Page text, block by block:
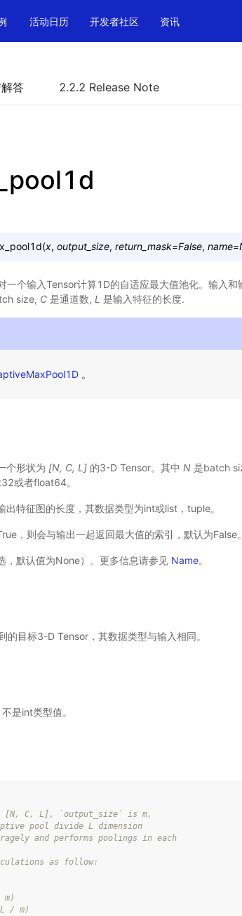
活动日历 开发者社区 资讯
答 2.2.2 Release Note
(x, output_size, return_mask=False, name=
一个输入Tensor计算1D的自适应最大值池化。输入
size, C 是通道数, L 是输入特征的长度.
。
个形状为 [N, C, L] 的3-D Tensor。其中N 是batch
或者float64。
特征图的长度，其数据类型为int或list，tuple。
，则会与输出一起返回最大值的索引，默认为False。
，默认值为None）。更多信息请参见 Name。
目标3-D Tensor，其数据类型与输入相同。
不是int类型值。
[N, C, L], `output_size` is m,
pool divide L dimension
and performs poolings in each
as follow:
/ m)